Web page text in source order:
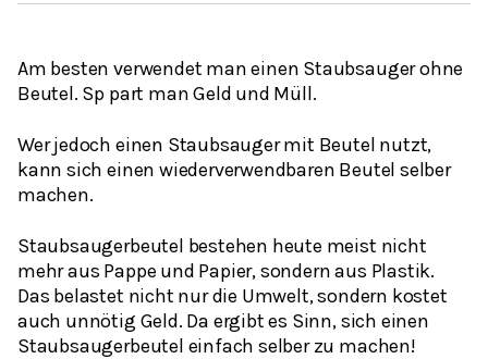
Am besten verwendet man einen Staubsauger ohne
Beutel. Sp part man Geld und Müll.
Wer jedoch einen Staubsauger mit Beutel nutzt,
kann sich einen wiederverwendbaren Beutel selber
machen.
Staubsaugerbeutel bestehen heute meist nicht
mehr aus Pappe und Papier, sondern aus Plastik.
Das belastet nicht nur die Umwelt, sondern kostet
auch unnötig Geld. Da ergibt es Sinn, sich einen
Staubsaugerbeutel einfach selber zu machen!